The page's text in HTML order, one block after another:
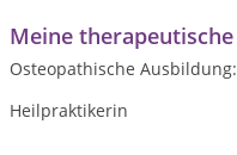
Meine
Osteopathische
Heilpraktikerin